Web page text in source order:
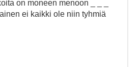
on moneen menoon _ _ _
ei kaikki ole niin tyhmiä